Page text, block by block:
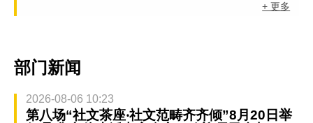
+ 更多
部门新闻
2026-08-06 10:23
第八场“社文茶座‧社文范畴齐齐倾”8月20日举